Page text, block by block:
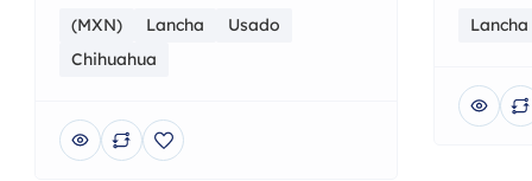
(MXN) Lancha
Usado
Chihuahua
Lancha